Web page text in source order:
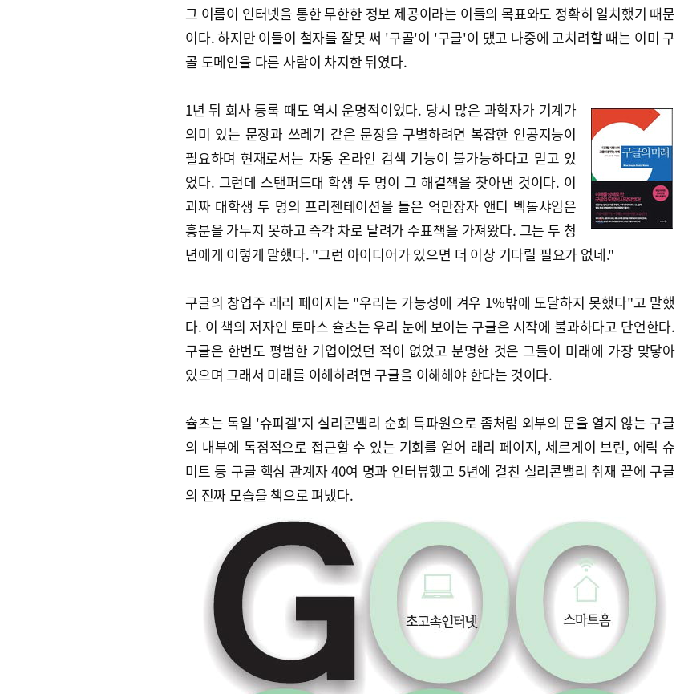
그 이름이 인터넷을 통한 무한한 정보 제공이라는 이들의 목표와도 정확히 일치했기 때문
이다. 하지만 이들이 철자를 잘못 써 '구골'이 '구글'이 댔고 나중에 고치려할 때는 이미 구
골 도메인을 다른 사람이 차지한 뒤였다.
1년 뒤 회사 등록 때도 역시 운명적이었다. 당시 많은 과학자가 기계가
의미 있는 문장과 쓰레기 같은 문장을 구별하려면 복잡한 인공지능이
필요하며 현재로서는 자동 온라인 검색 기능이 불가능하다고 믿고 있
었다. 그런데 스탠퍼드대 학생 두 명이 그 해결책을 찾아낸 것이다. 이
괴짜 대학생 두 명의 프리젠테이션을 들은 억만장자 앤디 벡톨샤임은
흥분을 가누지 못하고 즉각 차로 달려가 수표책을 가져왔다. 그는 두 청
년에게 이렇게 말했다. "그런 아이디어가 있으면 더 이상 기다릴 필요가 없네."
구글의 창업주 래리 페이지는 "우리는 가능성에 겨우 1%밖에 도달하지 못했다"고 말했
다. 이 책의 저자인 토마스 슐츠는 우리 눈에 보이는 구글은 시작에 불과하다고 단언한다.
구글은 한번도 평범한 기업이었던 적이 없었고 분명한 것은 그들이 미래에 가장 맞닿아
있으며 그래서 미래를 이해하려면 구글을 이해해야 한다는 것이다.
슐츠는 독일 '슈피겔'지 실리콘밸리 순회 특파원으로 좀처럼 외부의 문을 열지 않는 구글
의 내부에 독점적으로 접근할 수 있는 기회를 얻어 래리 페이지, 세르게이 브린, 에릭 슈
미트 등 구글 핵심 관계자 40여 명과 인터뷰했고 5년에 걸친 실리콘밸리 취재 끝에 구글
의 진짜 모습을 책으로 펴냈다.